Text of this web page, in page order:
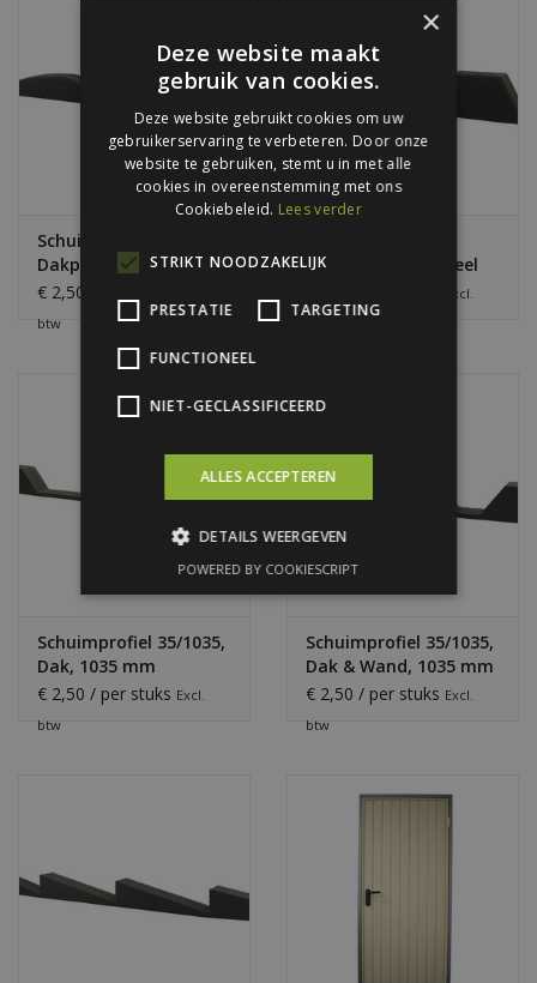
Schuimprofiel
Dakpanplaten, 1100
mm
€ 2,50 / per stuks
btw
Sandwich Dakpaneel
Excl.
Schuimprofiel 35/1035,
Dak, 1035 mm
€ 2,50 / per stuks Excl.
btw
Schuimprofiel 35/1035,
Dak & Wand, 1035 mm
€ 2,50 / per stuks Excl.
btw
×
Deze website maakt
gebruik van cookies.
Deze website gebruikt cookies om uw
gebruikerservaring te verbeteren. Door onze
website te gebruiken, stemt u in met alle
cookies in overeenstemming met ons
Cookiebeleid. Lees verder
STRIKT NOODZAKELIJK
PRESTATIE TARGETING
FUNCTIONEEL
NIET-GECLASSIFICEERD
ALLES ACCEPTEREN
DETAILS WEERGEVEN
POWERED BY COOKIESCRIPT